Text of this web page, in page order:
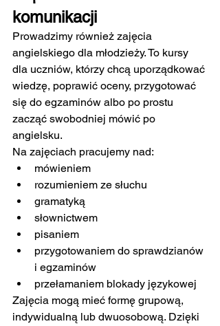
komunikacji
Prowadzimy również zajęcia
angielskiego dla młodzieży. To kursy
dla uczniów, którzy chcą uporządkować
wiedzę, poprawić oceny, przygotować
się do egzaminów albo po prostu
zacząć swobodniej mówić po
angielsku.
Na zajęciach pracujemy nad:
mówieniem
rozumieniem ze słuchu
gramatyką
słownictwem
pisaniem
przygotowaniem do sprawdzianów
i egzaminów
przełamaniem blokady językowej
Zajęcia mogą mieć formę grupową,
indywidualną lub dwuosobową. Dzięki